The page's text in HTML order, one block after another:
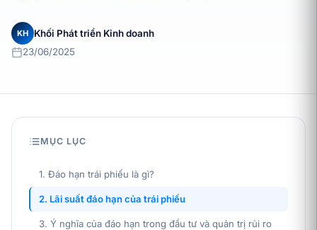
KH
Khối Phát triển Kinh doanh
23/06/2025
MỤC LỤC
1. Đáo hạn trái phiếu là gì?
2. Lãi suất đáo hạn của trái phiếu
3. Ý nghĩa của đáo hạn trong đầu tư và quản trị rủi ro